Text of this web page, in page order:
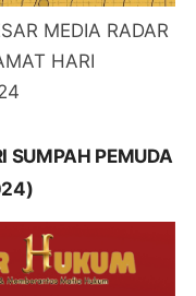
MEDIA RADAR
HARI
SUMPAH PEMUDA